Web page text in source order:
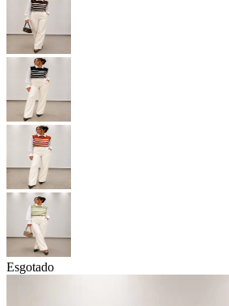
Esgotado